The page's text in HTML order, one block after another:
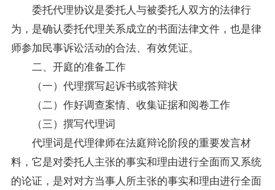
委托代理协议是委托人与被委托人双方的法律行
为，是确认委托代理关系成立的书面法律文件，也是律
师参加民事诉讼活动的合法、有效凭证。
二、开庭的准备工作
（一）代理撰写起诉书或答辩状
（二）作好调查案情、收集证据和阅卷工作
（三）撰写代理词
代理词是代理律师在法庭辩论阶段的重要发言材
料，它是对委托人主张的事实和理由进行全面而又系统
的论证，是对对方当事人所主张的事实和理由进行全面